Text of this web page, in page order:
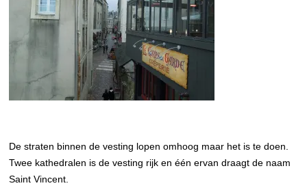
De straten binnen de vesting lopen omhoog maar het is te doen.
Twee kathedralen is de vesting rijk en één ervan draagt de naam
Saint Vincent.